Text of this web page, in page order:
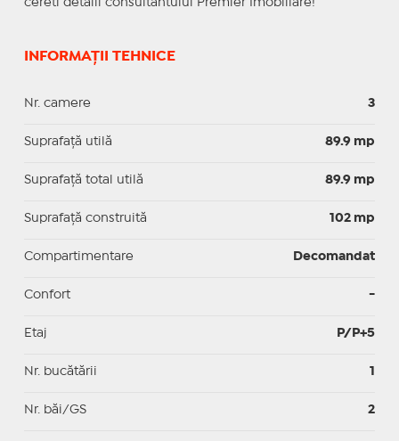
cereti detalii consultantului Premier Imobiliare!
INFORMAȚII TEHNICE
Nr. camere 3
Suprafaţă utilă 89.9 mp
Suprafaţă total utilă 89.9 mp
Suprafaţă construită 102 mp
Compartimentare Decomandat
Confort -
Etaj P/P+5
Nr. bucătării 1
Nr. băi/GS 2